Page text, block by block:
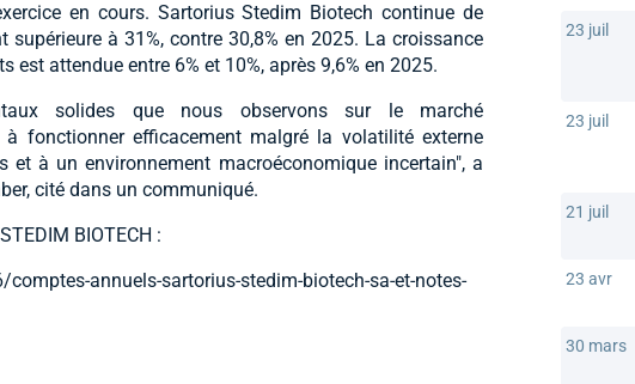
en cours. Sartorius Stedim Biotech continue de
à 31%, contre 30,8% en 2025. La croissance
attendue entre 6% et 10%, après 9,6% en 2025.
solides que nous observons sur le marché
fonctionner efficacement malgré la volatilité externe
et à un environnement macroéconomique incertain", a
cité dans un communiqué.
BIOTECH :
annuels-sartorius-stedim-biotech-sa-et-notes-
23 juil
23 juil
21 juil
23 avr
30 mars